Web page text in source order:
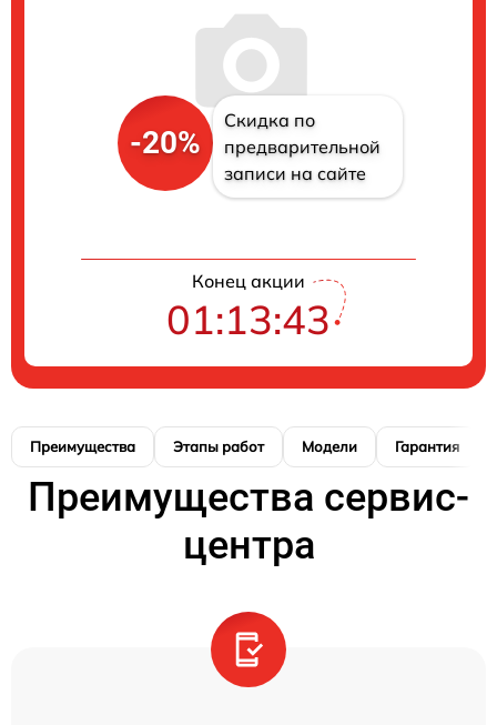
-20%
Скидка по
предварительной
записи на сайте
Конец акции
01:13:42
Преимущества Этапы работ Модели Гарантия
Преимущества сервис-
центра